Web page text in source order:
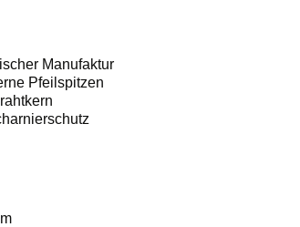
Manufaktur
Pfeilspitzen